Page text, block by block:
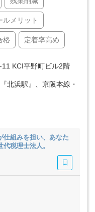
ルメリット
格 定着率高め
KCI平野町ビル2階
北浜駅』、京阪本線・
仕組みを担い、あなた
税理士法人。